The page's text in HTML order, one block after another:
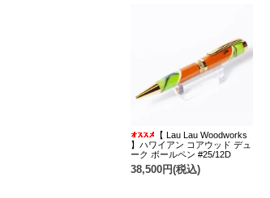
【 Lau Lau Woodworks
】ハワイアン コアウッド デュ
ーク ボールペン #25/12D
38,500円(税込)